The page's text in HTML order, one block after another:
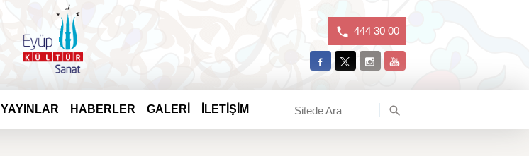
444 30 00
YAYINLAR HABERLER GALERİ İLETİŞİM